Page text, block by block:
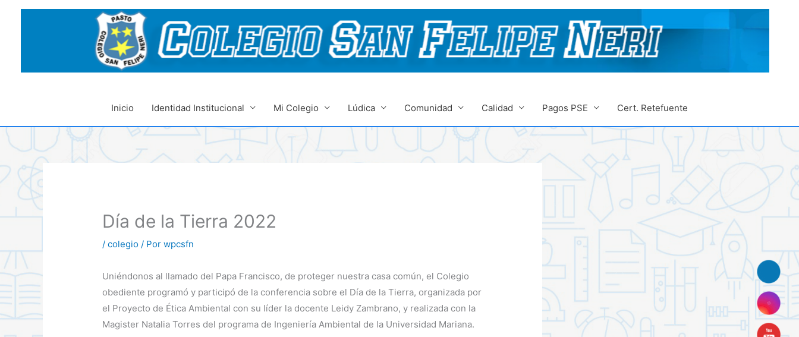
Inicio Identidad Institucional Mi Colegio Lúdica Comunidad Calidad Pagos PSE Cert. Retefuente
Día de la Tierra 2022
/colegio / Porwpcsfn
Uniéndonos al llamado del Papa Francisco, de proteger nuestra casa común, el Colegio
obediente programó y participó de la conferencia sobre el Día de la Tierra, organizada por
el Proyecto de Ética Ambiental con su líder la docente Leidy Zambrano, y realizada con la
Magister Natalia Torres del programa de Ingeniería Ambiental de la Universidad Mariana.